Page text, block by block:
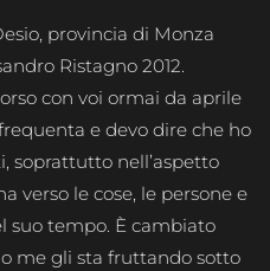
provincia di Monza
Ristagno 2012.
con voi ormai da aprile
e devo dire che ho
soprattutto nell’aspetto
verso le cose, le persone e
suo tempo. È cambiato
me gli sta fruttando sotto